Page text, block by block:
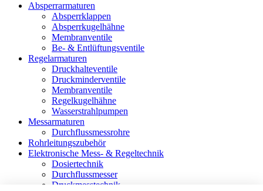
Absperrarmaturen
Absperrklappen
Absperrkugelhähne
Membranventile
Be- & Entlüftungsventile
Regelarmaturen
Druckhalteventile
Druckminderventile
Membranventile
Regelkugelhähne
Wasserstrahlpumpen
Messarmaturen
Durchflussmessrohre
Rohrleitungszubehör
Elektronische Mess- & Regeltechnik
Dosiertechnik
Durchflussmesser
Druckmesstechnik